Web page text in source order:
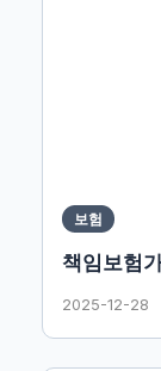
보험
책임보험
2025-12-28